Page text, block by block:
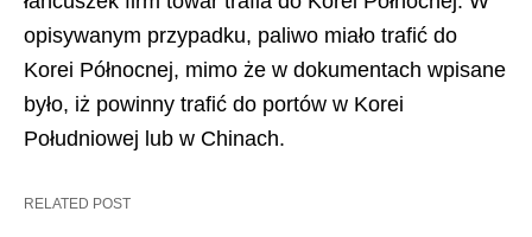
opisywanym przypadku, paliwo miało trafić do
Korei Północnej, mimo że w dokumentach wpisane
było, iż powinny trafić do portów w Korei
Południowej lub w Chinach.
RELATED POST